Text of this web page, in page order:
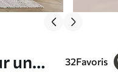
un
32Favoris